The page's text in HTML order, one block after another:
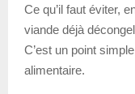
Ce qu’il faut éviter,
viande déjà
C’est un point
alimentaire.